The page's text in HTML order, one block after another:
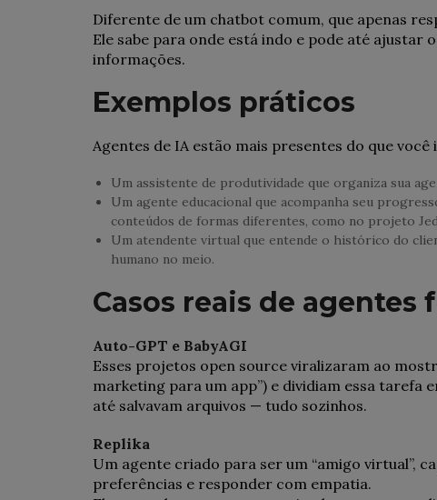
Diferente de um chatbot comum, que apenas
Ele sabe para onde está indo e pode até ajustar
informações.
Exemplos práticos
Agentes de IA estão mais presentes do que você
Um assistente de produtividade que organiza sua
Um agente educacional que acompanha seu
conteúdos de formas diferentes, como no projeto
Um atendente virtual que entende o histórico do
humano no meio.
Casos reais de
Auto-GPT e BabyAGI
Esses projetos open source viralizaram ao
marketing para um app”) e dividiam essa tarefa
até salvavam arquivos — tudo sozinhos.
Replika
Um agente criado para ser um “amigo virtual”,
preferências e responder com empatia.